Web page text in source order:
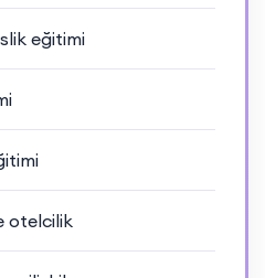
eğitimi
otelcilik